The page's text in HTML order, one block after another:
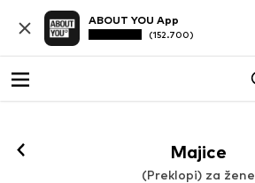
ABOUT YOU App
(152.700)
Majice
(Preklopi) za žene